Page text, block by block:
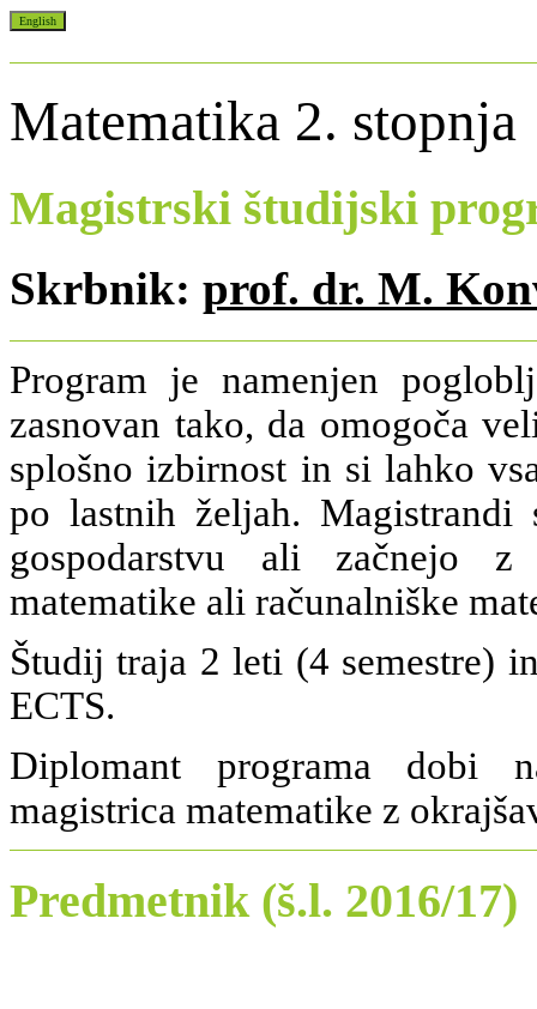
Matematika 2. stopnja
Magistrski študijski
Skrbnik: prof. dr. M.
Program je namenjen
zasnovan tako, da omogoča
splošno izbirnost in si lahko
po lastnih željah.
gospodarstvu ali začnejo
matematike ali računalniške
Študij traja 2 leti (4 semestre)
ECTS.
Diplomant programa dobi
magistrica matematike z
Predmetnik (š.l. 2016/17)